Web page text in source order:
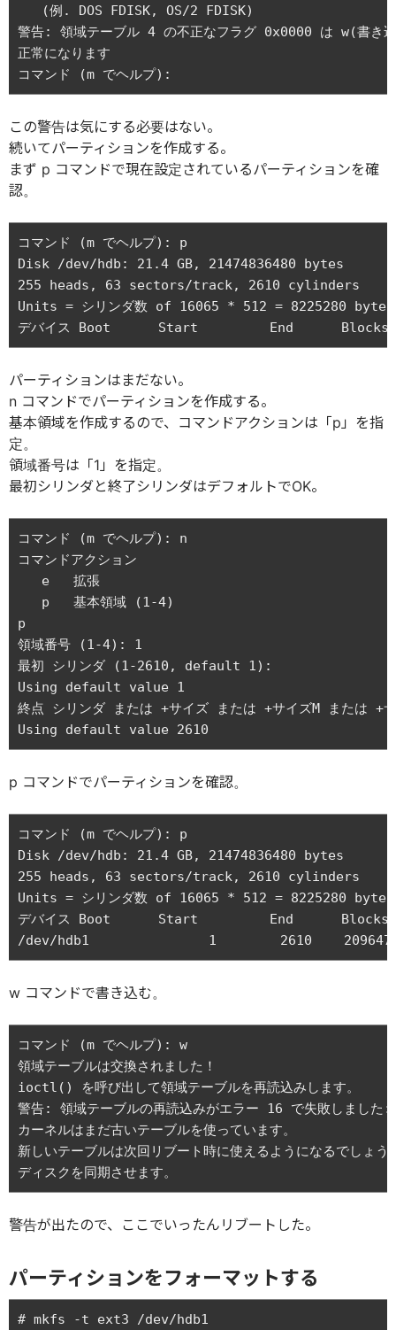
   (例. DOS FDISK, OS/2 FDISK)
警告: 領域テーブル 4 の不正なフラグ 0x0000 は w(書き
正常になります
この警告は気にする必要はない。
続いてパーティションを作成する。
まず p コマンドで現在設定されているパーティションを確
認。
コマンド (m でヘルプ): p
Disk /dev/hdb: 21.4 GB, 21474836480 bytes
255 heads, 63 sectors/track, 2610 cylinders
Units = シリンダ数 of 16065 * 512 = 8225280 bytes
パーティションはまだない。
n コマンドでパーティションを作成する。
基本領域を作成するので、コマンドアクションは「p」を指
定。
領域番号は「1」を指定。
最初シリンダと終了シリンダはデフォルトでOK。
コマンド (m でヘルプ): n
コマンドアクション
   e   拡張
   p   基本領域 (1-4)
p
領域番号 (1-4): 1
最初 シリンダ (1-2610, default 1):
Using default value 1
終点 シリンダ または +サイズ または +サイズM また
p コマンドでパーティションを確認。
コマンド (m でヘルプ): p
Disk /dev/hdb: 21.4 GB, 21474836480 bytes
255 heads, 63 sectors/track, 2610 cylinders
Units = シリンダ数 of 16065 * 512 = 8225280 bytes
デバイス Boot      Start         End      Blocks
w コマンドで書き込む。
コマンド (m でヘルプ): w
領域テーブルは交換されました！
ioctl() を呼び出して領域テーブルを再読込みします。
警告: 領域テーブルの再読込みがエラー 16 で失敗しました:
カーネルはまだ古いテーブルを使っています。
新しいテーブルは次回リブート時に使えるようになるでしょう
警告が出たので、ここでいったんリブートした。
パーティションをフォーマットする
# mkfs -t ext3 /dev/hdb1